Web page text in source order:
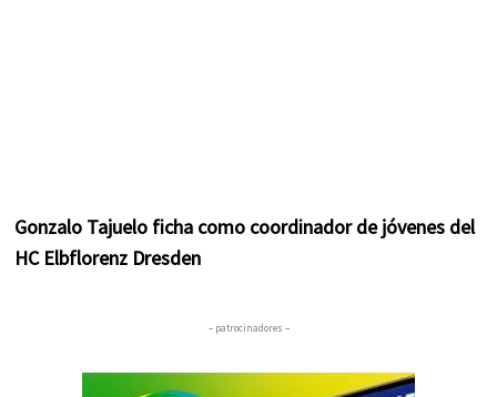
Gonzalo Tajuelo ficha como coordinador de jóvenes del
HC Elbflorenz Dresden
– patrocinadores –